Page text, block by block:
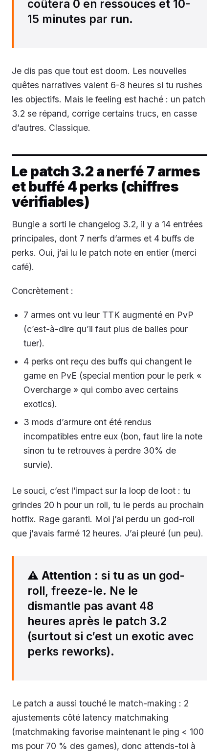
coûtera 0 en ressouces et 10-
15 minutes par run.
Je dis pas que tout est doom. Les nouvelles
quêtes narratives valent 6-8 heures si tu rushes
les objectifs. Mais le feeling est haché : un patch
3.2 se répand, corrige certains trucs, en casse
d’autres. Classique.
Le patch 3.2 a nerfé 7 armes
et buffé 4 perks (chiffres
vérifiables)
Bungie a sorti le changelog 3.2, il y a 14 entrées
principales, dont 7 nerfs d’armes et 4 buffs de
perks. Oui, j’ai lu le patch note en entier (merci
café).
Concrètement :
7 armes ont vu leur TTK augmenté en PvP
(c’est-à-dire qu’il faut plus de balles pour
tuer).
4 perks ont reçu des buffs qui changent le
game en PvE (special mention pour le perk «
Overcharge » qui combo avec certains
exotics).
3 mods d’armure ont été rendus
incompatibles entre eux (bon, faut lire la note
sinon tu te retrouves à perdre 30% de
survie).
Le souci, c’est l’impact sur la loop de loot : tu
grindes 20 h pour un roll, tu le perds au prochain
hotfix. Rage garanti. Moi j’ai perdu un god-roll
que j’avais farmé 12 heures. J’ai pleuré (un peu).
⚠️ Attention : si tu as un god-
roll, freeze-le. Ne le
dismantle pas avant 48
heures après le patch 3.2
(surtout si c’est un exotic avec
perks reworks).
Le patch a aussi touché le match-making : 2
ajustements côté latency matchmaking
(matchmaking favorise maintenant le ping < 100
ms pour 70 % des games), donc attends-toi à